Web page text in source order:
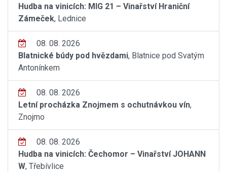
Hudba na vinicích: MIG 21 – Vinařství Hraniční
Zámeček, Lednice
08. 08. 2026
Blatnické búdy pod hvězdami, Blatnice pod Svatým
Antonínkem
08. 08. 2026
Letní procházka Znojmem s ochutnávkou vín,
Znojmo
08. 08. 2026
Hudba na vinicích: Čechomor – Vinařství JOHANN
W, Třebívlice